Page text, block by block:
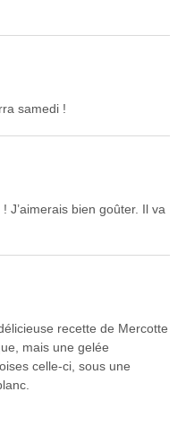
samedi !
J’aimerais bien goûter. Il va
recette de Mercotte
mais une gelée
celle-ci, sous une